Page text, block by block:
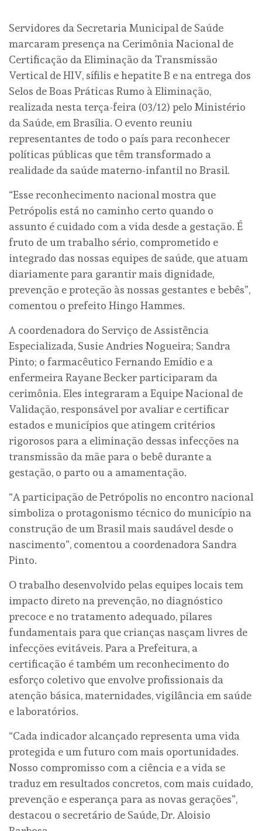
Servidores da Secretaria Municipal de Saúde
marcaram presença na Cerimônia Nacional de
Certificação da Eliminação da Transmissão
Vertical de HIV, sífilis e hepatite B e na entrega dos
Selos de Boas Práticas Rumo à Eliminação,
realizada nesta terça-feira (03/12) pelo Ministério
da Saúde, em Brasília. O evento reuniu
representantes de todo o país para reconhecer
políticas públicas que têm transformado a
realidade da saúde materno-infantil no Brasil.
“Esse reconhecimento nacional mostra que
Petrópolis está no caminho certo quando o
assunto é cuidado com a vida desde a gestação. É
fruto de um trabalho sério, comprometido e
integrado das nossas equipes de saúde, que atuam
diariamente para garantir mais dignidade,
prevenção e proteção às nossas gestantes e bebês”,
comentou o prefeito Hingo Hammes.
A coordenadora do Serviço de Assistência
Especializada, Susie Andries Nogueira; Sandra
Pinto; o farmacêutico Fernando Emídio e a
enfermeira Rayane Becker participaram da
cerimônia. Eles integraram a Equipe Nacional de
Validação, responsável por avaliar e certificar
estados e municípios que atingem critérios
rigorosos para a eliminação dessas infecções na
transmissão da mãe para o bebê durante a
gestação, o parto ou a amamentação.
“A participação de Petrópolis no encontro nacional
simboliza o protagonismo técnico do município na
construção de um Brasil mais saudável desde o
nascimento”, comentou a coordenadora Sandra
Pinto.
O trabalho desenvolvido pelas equipes locais tem
impacto direto na prevenção, no diagnóstico
precoce e no tratamento adequado, pilares
fundamentais para que crianças nasçam livres de
infecções evitáveis. Para a Prefeitura, a
certificação é também um reconhecimento do
esforço coletivo que envolve profissionais da
atenção básica, maternidades, vigilância em saúde
e laboratórios.
“Cada indicador alcançado representa uma vida
protegida e um futuro com mais oportunidades.
Nosso compromisso com a ciência e a vida se
traduz em resultados concretos, com mais cuidado,
prevenção e esperança para as novas gerações”,
destacou o secretário de Saúde, Dr. Aloisio